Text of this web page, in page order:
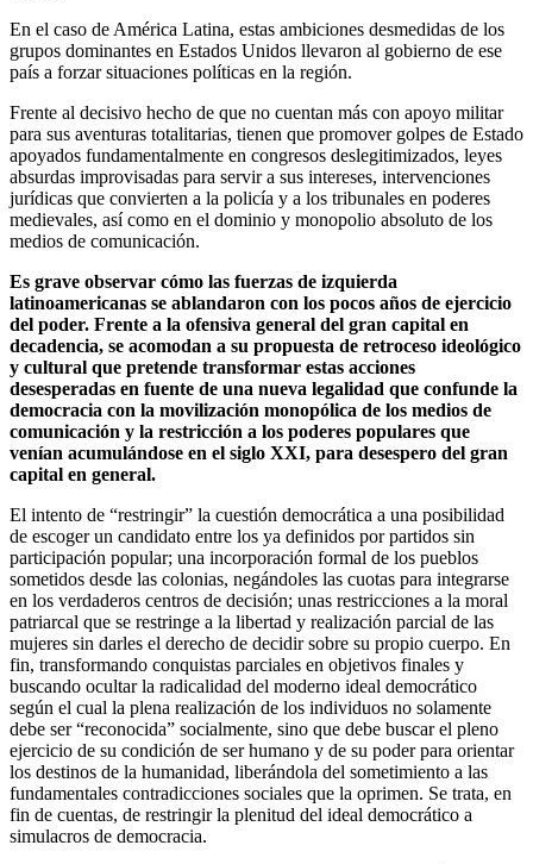
En el caso de América Latina, estas ambiciones desmedidas de los
grupos dominantes en Estados Unidos llevaron al gobierno de ese
país a forzar situaciones políticas en la región.
Frente al decisivo hecho de que no cuentan más con apoyo militar
para sus aventuras totalitarias, tienen que promover golpes de Estado
apoyados fundamentalmente en congresos deslegitimizados, leyes
absurdas improvisadas para servir a sus intereses, intervenciones
jurídicas que convierten a la policía y a los tribunales en poderes
medievales, así como en el dominio y monopolio absoluto de los
medios de comunicación.
Es grave observar cómo las fuerzas de izquierda
latinoamericanas se ablandaron con los pocos años de ejercicio
del poder. Frente a la ofensiva general del gran capital en
decadencia, se acomodan a su propuesta de retroceso ideológico
y cultural que pretende transformar estas acciones
desesperadas en fuente de una nueva legalidad que confunde la
democracia con la movilización monopólica de los medios de
comunicación y la restricción a los poderes populares que
venían acumulándose en el siglo XXI, para desespero del gran
capital en general.
El intento de “restringir” la cuestión democrática a una posibilidad
de escoger un candidato entre los ya definidos por partidos sin
participación popular; una incorporación formal de los pueblos
sometidos desde las colonias, negándoles las cuotas para integrarse
en los verdaderos centros de decisión; unas restricciones a la moral
patriarcal que se restringe a la libertad y realización parcial de las
mujeres sin darles el derecho de decidir sobre su propio cuerpo. En
fin, transformando conquistas parciales en objetivos finales y
buscando ocultar la radicalidad del moderno ideal democrático
según el cual la plena realización de los individuos no solamente
debe ser “reconocida” socialmente, sino que debe buscar el pleno
ejercicio de su condición de ser humano y de su poder para orientar
los destinos de la humanidad, liberándola del sometimiento a las
fundamentales contradicciones sociales que la oprimen. Se trata, en
fin de cuentas, de restringir la plenitud del ideal democrático a
simulacros de democracia.